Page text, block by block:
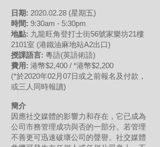
日期: 2020.02.28 (星期五)
時間: 9:30am - 5:30pm
地點: 九龍旺角登打士街56號家樂坊21樓
2101室 (港鐵油麻地站A2出口)
授課語言: 粵語(英語術語)
費用: 港幣$2,400 / *港幣$2,200
(*於2020年02月07日或之前報名及付款，
或三人同時報讀)
簡介
因應社交媒體的影響力和存在，它已成為
公司市務管理成功與否的一部分。若管理
不善更可迅速破壞公司的聲譽。社交媒體